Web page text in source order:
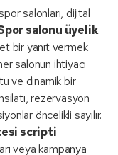
salonları, dijital
salonu üyelik
bir yanıt vermek
salonun ihtiyacı
ve dinamik bir
rezervasyon
öncelikli sayılır.
scripti
veya kampanya